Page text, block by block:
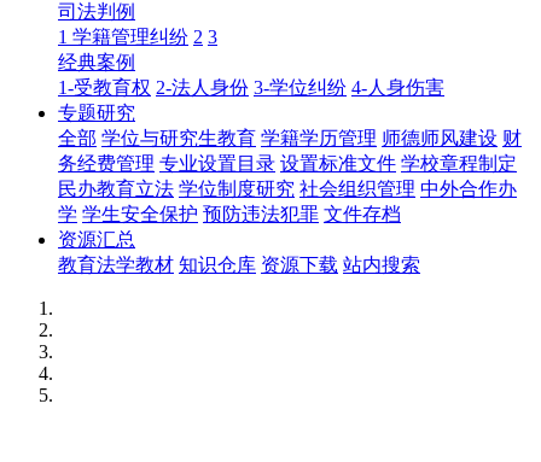
司法判例
1 学籍管理纠纷 2 3
经典案例
1-受教育权 2-法人身份 3-学位纠纷 4-人身伤害
专题研究
全部 学位与研究生教育 学籍学历管理 师德师风建设 财
务经费管理 专业设置目录 设置标准文件 学校章程制定
民办教育立法 学位制度研究 社会组织管理 中外合作办
学 学生安全保护 预防违法犯罪 文件存档
资源汇总
教育法学教材 知识仓库 资源下载 站内搜索